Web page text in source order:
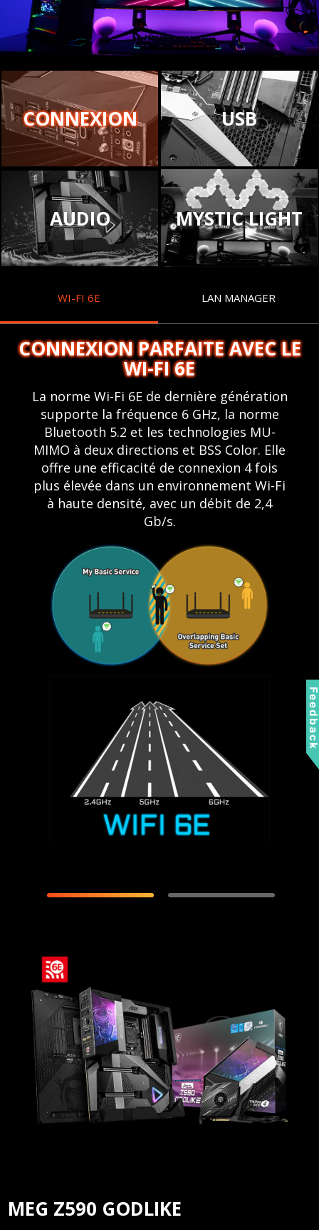
CONNEXION USB
AUDIO MYSTIC LIGHT
WI-FI 6E LAN MANAGER
CONNEXION PARFAITE AVEC LE
WI-FI 6E
La norme Wi-Fi 6E de dernière génération
supporte la fréquence 6 GHz, la norme
Bluetooth 5.2 et les technologies MU-
MIMO à deux directions et BSS Color. Elle
offre une efficacité de connexion 4 fois
plus élevée dans un environnement Wi-Fi
à haute densité, avec un débit de 2,4
Gb/s.
MEG Z590 GODLIKE